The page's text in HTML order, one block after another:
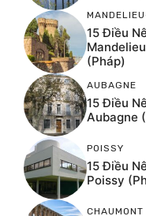
15 Điều
(Pháp)
AUBAGNE
15 Điều
Aubagne
POISSY
15 Điều
Poissy
CHAUMONT